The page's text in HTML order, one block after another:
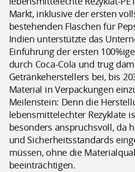
Markt, inklusive der ersten
bestehenden Flaschen für
Indien unterstützte das
Einführung der ersten
durch Coca-Cola und trug
Getränkeherstellers bei, bis
Material in Verpackungen
Meilenstein: Denn die
lebensmittelechter Rezyklate
besonders anspruchsvoll, da
und Sicherheitsstandards
müssen, ohne die
beeinträchtigen.